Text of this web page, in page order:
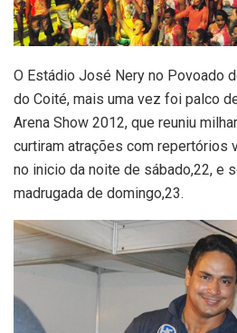
O Estádio José Nery no Povoado
do Coité, mais uma vez foi palco
Arena Show 2012, que reuniu
curtiram atrações com repertórios
no inicio da noite de sábado,22, e
madrugada de domingo,23.